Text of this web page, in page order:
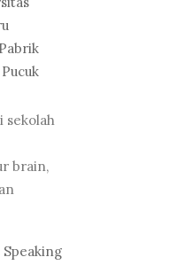
sekolah
brain,